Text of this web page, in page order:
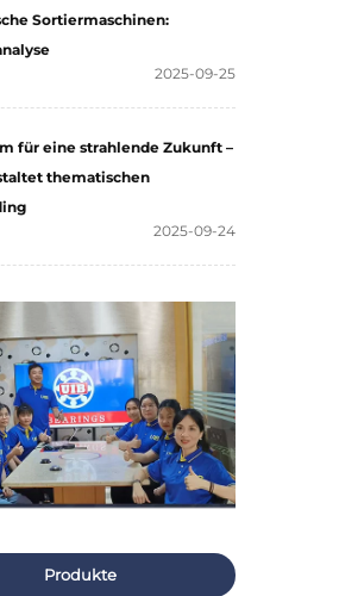
Sortiermaschinen:
2025-09-25
für eine strahlende Zukunft –
thematischen
2025-09-24
Produkte